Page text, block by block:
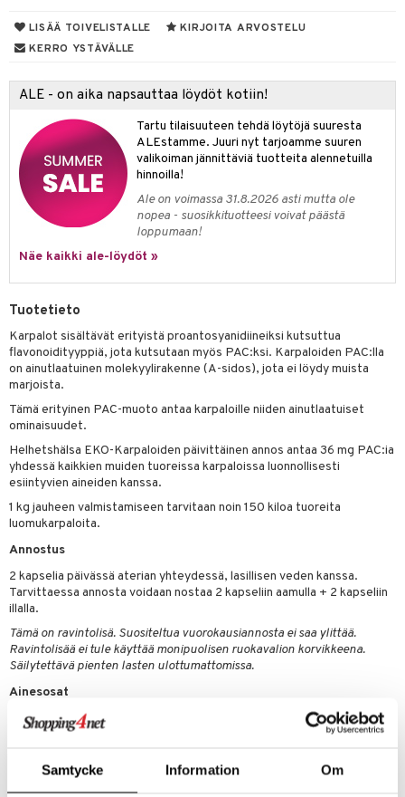
Samtycke Information Om
LISÄÄ TOIVELISTALLE
KIRJOITA ARVOSTELU
KERRO YSTÄVÄLLE
ALE - on aika napsauttaa löydöt kotiin!
Tartu tilaisuuteen tehdä löytöjä suuresta
ALEstamme. Juuri nyt tarjoamme suuren
valikoiman jännittäviä tuotteita alennetuilla
hinnoilla!
Ale on voimassa 31.8.2026 asti mutta ole
nopea - suosikkituotteesi voivat päästä
loppumaan!
Näe kaikki ale-löydöt »
Tuotetieto
Karpalot sisältävät erityistä proantosyanidiineiksi kutsuttua
flavonoidityyppiä, jota kutsutaan myös PAC:ksi. Karpaloiden PAC:lla
on ainutlaatuinen molekyylirakenne (A-sidos), jota ei löydy muista
marjoista.
Tämä erityinen PAC-muoto antaa karpaloille niiden ainutlaatuiset
ominaisuudet.
Helhetshälsa EKO-Karpaloiden päivittäinen annos antaa 36 mg PAC:ia
yhdessä kaikkien muiden tuoreissa karpaloissa luonnollisesti
esiintyvien aineiden kanssa.
1 kg jauheen valmistamiseen tarvitaan noin 150 kiloa tuoreita
luomukarpaloita.
Annostus
2 kapselia päivässä aterian yhteydessä, lasillisen veden kanssa.
Tarvittaessa annosta voidaan nostaa 2 kapseliin aamulla + 2 kapseliin
illalla.
Tämä on ravintolisä. Suositeltua vuorokausiannosta ei saa ylittää.
Ravintolisää ei tule käyttää monipuolisen ruokavalion korvikkeena.
Säilytettävä pienten lasten ulottumattomissa.
Ainesosat
Luomukarpalojauhe (
), stabilointiaine (luomu
arabikumi). Kasviskapseli valmistettu selluloosasta.
Tuotenumero
kuorinta
käytettävät
intoleranssi
alentavat
rasvahapot
vahvistavat
säätelevät
helpottava
nenä & kurkku
K
energiaa
& vastauksia